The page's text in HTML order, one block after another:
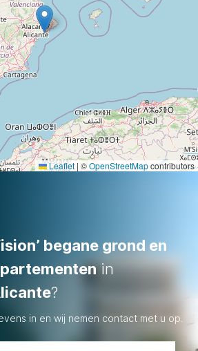
Leaflet | ©OpenStreetMapcontributors
begane grond en
in
?
in en wij nemen contact met u op.